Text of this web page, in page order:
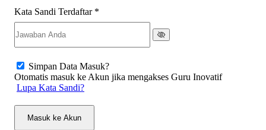
Kata Sandi Terdaftar *
Simpan Data Masuk?
Otomatis masuk ke Akun jika mengakses Guru Inovatif
Lupa Kata Sandi?
Masuk ke Akun